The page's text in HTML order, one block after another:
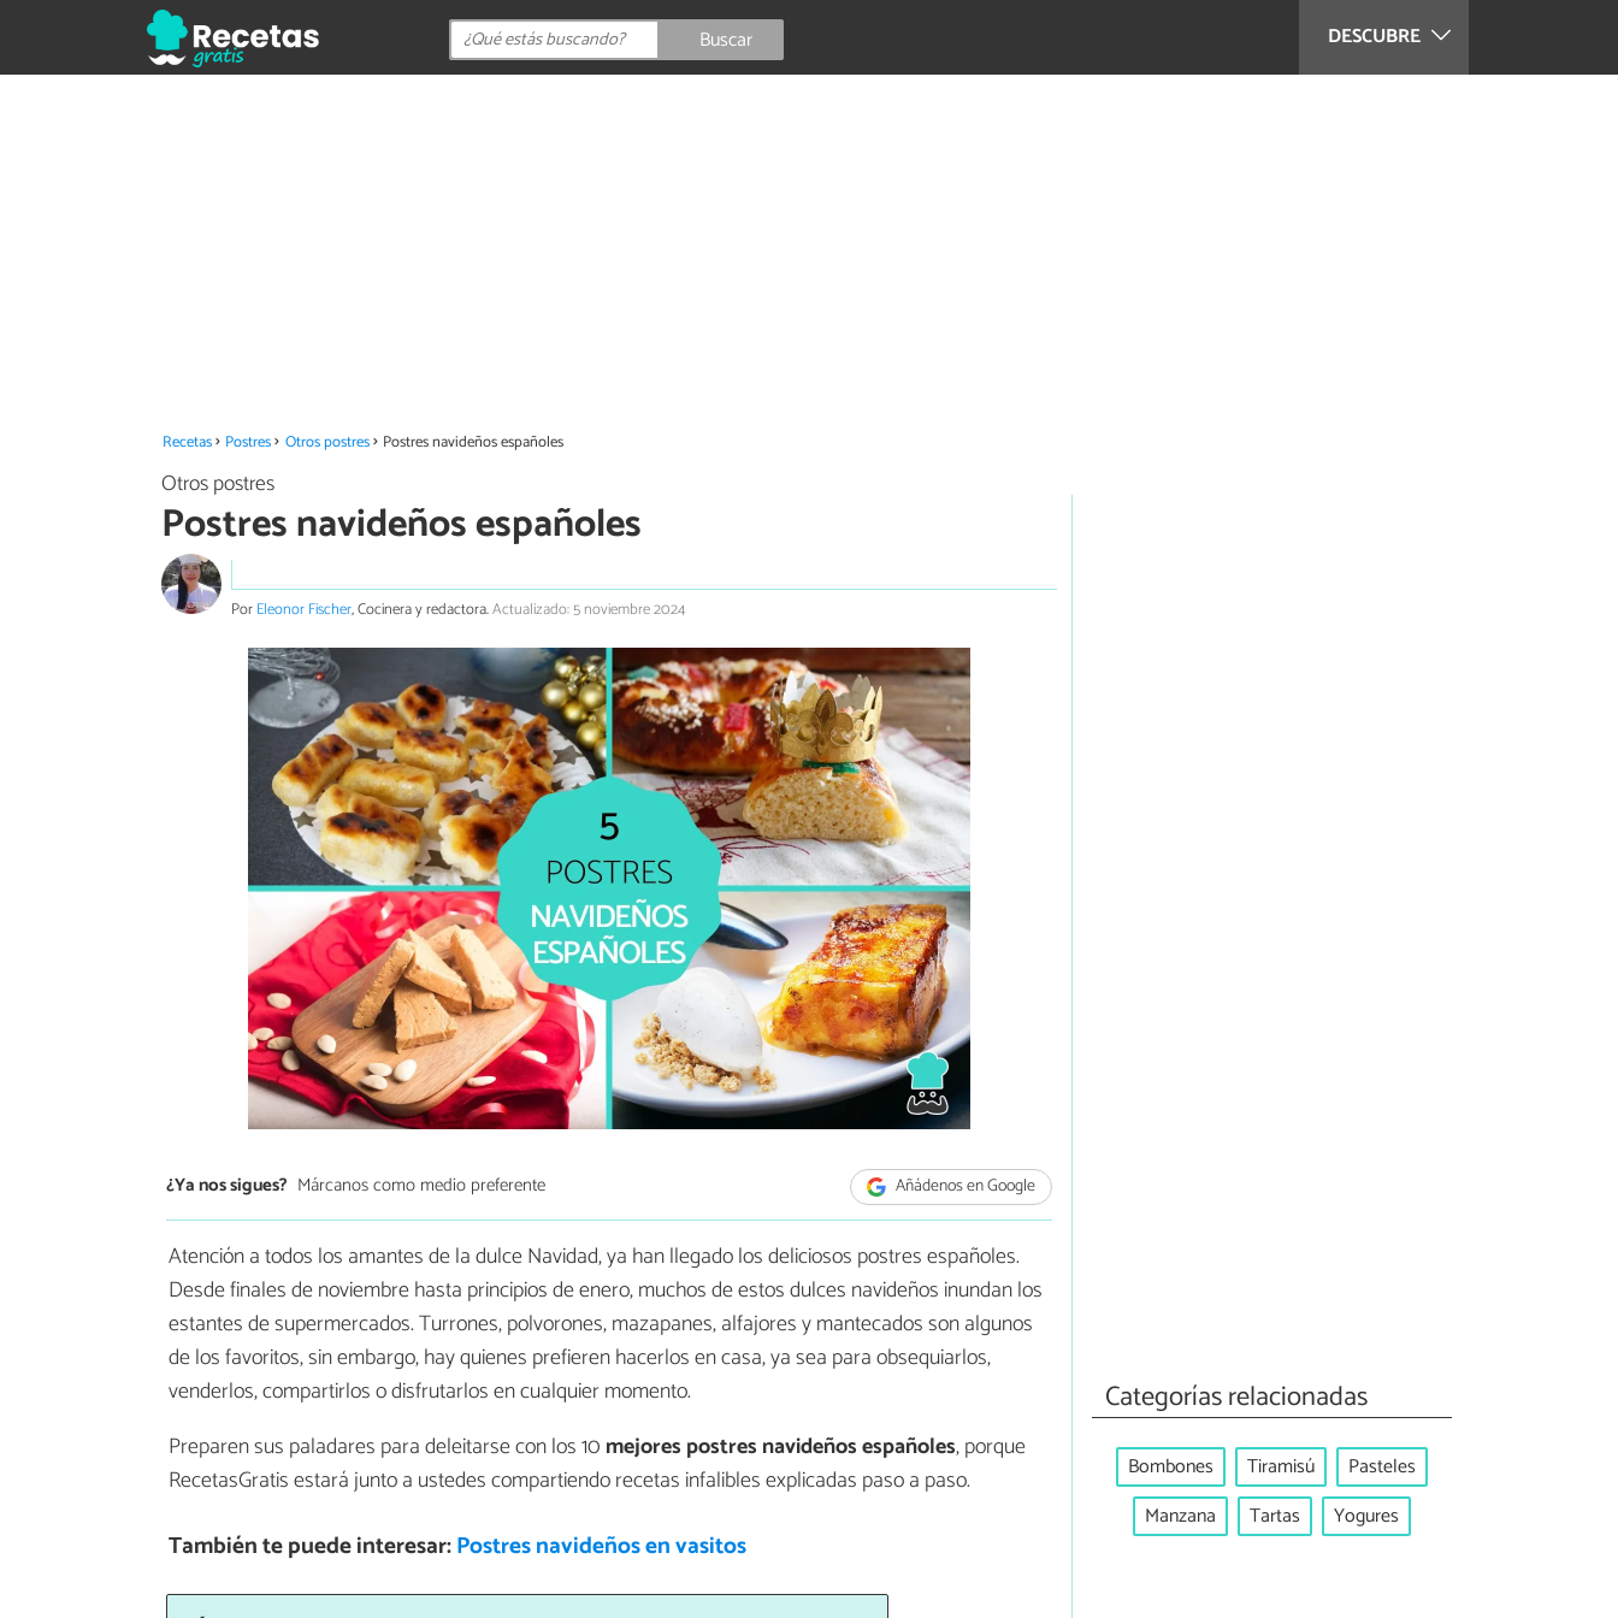
DESCUBRE
Buscar
Recetas Postres Otros postres Postres navideños españoles
Otros postres
Postres navideños españoles
PorEleonor Fischer, Cocinera y redactora.Actualizado: 5 noviembre 2024
¿Ya nos sigues? Márcanos como medio preferente Añádenos en Google
Atención a todos los amantes de la dulce Navidad, ya han llegado los deliciosos postres españoles.
Desde finales de noviembre hasta principios de enero, muchos de estos dulces navideños inundan los
estantes de supermercados. Turrones, polvorones, mazapanes, alfajores y mantecados son algunos
de los favoritos, sin embargo, hay quienes prefieren hacerlos en casa, ya sea para obsequiarlos,
venderlos, compartirlos o disfrutarlos en cualquier momento.
Preparen sus paladares para deleitarse con los 10 mejores postres navideñosespañoles, porque
RecetasGratis estará junto a ustedes compartiendo recetas infalibles explicadas paso a paso.
También te puede interesar:Postres navideños en vasitos
Categorías relacionadas
Bombones Tiramisú
Pasteles
Manzana
Tartas Yogures